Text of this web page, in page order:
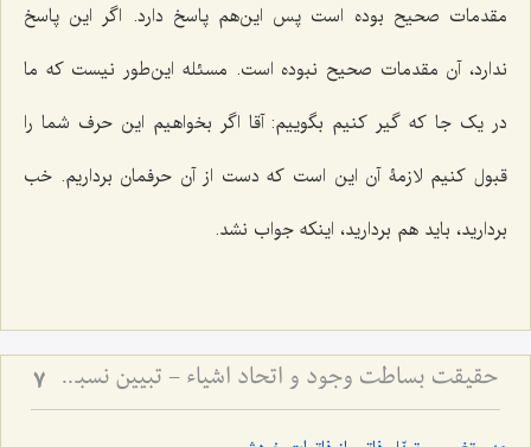
مقدمات صحیح بوده است پس این‌هم پاسخ دارد. اگر این پاسخ
ندارد، آن مقدمات صحیح نبوده است. مسئله این‌طور نیست که ما
در یک جا که گیر کنیم بگوییم: آقا اگر بخواهیم این حرف شما را
قبول کنیم لازمۀ آن این است که دست از آن حرفمان برداریم. خب
بردارید، باید هم بردارید، اینکه جواب نشد.
حقیقت بساطت وجود و اتحاد اشیاء - تبیین نسبت میان قیود ماهوی و وحدت حقیقت هستی 7